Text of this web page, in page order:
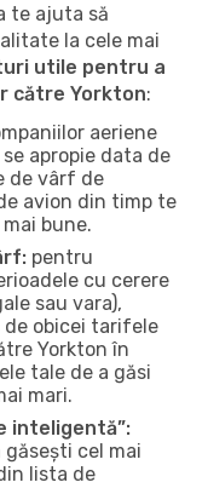
te ajuta să
la cele mai
utile pentru a
către Yorkton:
aeriene
apropie data de
de vârf de
avion din timp te
bune.
pentru
cu cerere
sau vara),
de obicei tarifele
Yorkton în
tale de a găsi
mari.
inteligentă”:
cel mai
lista de